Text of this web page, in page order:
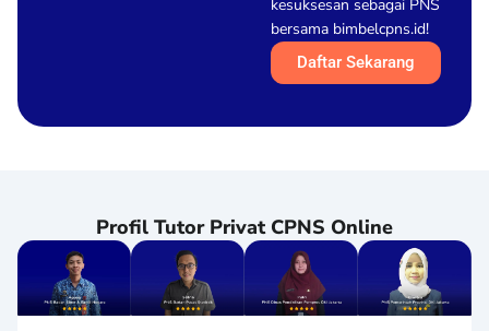
kesuksesan sebagai PNS
bersama bimbelcpns.id!
Daftar Sekarang
Profil Tutor Privat CPNS Online